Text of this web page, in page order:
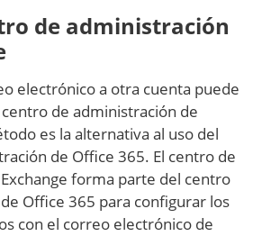
de administración
electrónico a otra cuenta puede
de administración de
es la alternativa al uso del
de Office 365. El centro de
forma parte del centro
Office 365 para configurar los
con el correo electrónico de